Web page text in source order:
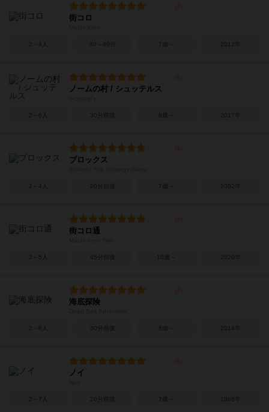
街コロ
2～4人 30～40分 7歳～ 2012年
ノームの村 / シュッテルス
2～6人 30分前後 8歳～ 2017年
ブロックス
2～4人 20分前後 7歳～ 2002年
街コロ通
2～5人 45分前後 10歳～ 2020年
海底探険
2～6人 30分前後 8歳～ 2014年
ノイ
2～7人 20分前後 7歳～ 1988年